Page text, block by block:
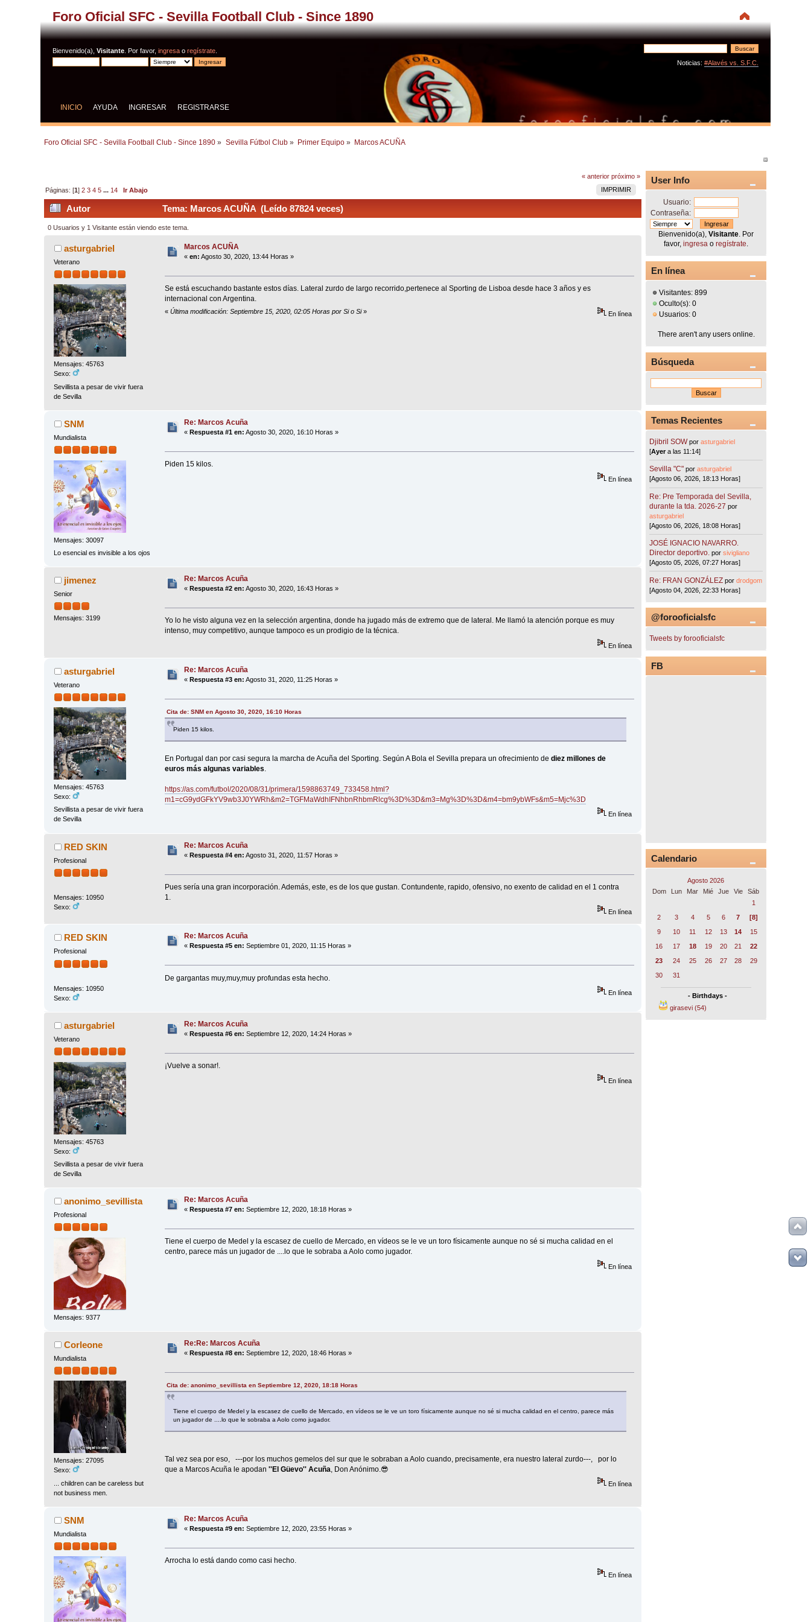
Foro Oficial SFC - Sevilla Football Club - Since 1890
Bienvenido(a),Visitante . Por favor,ingresa oregístrate
Noticias: #Alavés vs. S.F.C.
INICIO AYUDA INGRESAR REGISTRARSE
Foro Oficial SFC - Sevilla Football Club - Since 1890 » Sevilla Fútbol Club» Primer Equipo» Marcos ACUÑA
« anterior próximo »
IMPRIMIR
Páginas: [1]2 3 4 5 ... 14 Ir Abajo
Autor Tema: Marcos ACUÑA (Leído 87824 veces)
0 Usuarios y 1 Visitante están viendo este tema.
asturgabriel
Veterano
Mensajes: 45763
Sexo:
Sevillista a pesar de vivir fuera
de Sevilla
Marcos ACUÑA
«en: Agosto 30, 2020, 13:44 Horas »
Se está escuchando bastante estos días. Lateral zurdo de largo recorrido,pertenece al Sporting de Lisboa desde hace 3 años y es
internacional con Argentina.
« Última modificación: Septiembre 15, 2020, 02:05 Horas por Si o Si» En línea
SNM
Mundialista
Mensajes: 30097
Lo esencial es invisible a los ojos
Re: Marcos Acuña
«Respuesta #1 en: Agosto 30, 2020, 16:10 Horas »
Piden 15 kilos.
En línea
jimenez
Senior
Mensajes: 3199
Re: Marcos Acuña
«Respuesta #2 en: Agosto 30, 2020, 16:43 Horas »
Yo lo he visto alguna vez en la selección argentina, donde ha jugado más de extremo que de lateral. Me llamó la atención porque es muy
intenso, muy competitivo, aunque tampoco es un prodigio de la técnica.
En línea
asturgabriel
Veterano
Mensajes: 45763
Sexo:
Sevillista a pesar de vivir fuera
de Sevilla
Re: Marcos Acuña
«Respuesta #3 en: Agosto 31, 2020, 11:25 Horas »
Cita de: SNM en Agosto 30, 2020, 16:10 Horas
Piden 15 kilos.
En Portugal dan por casi segura la marcha de Acuña del Sporting. Según A Bola el Sevilla prepara un ofrecimiento de diez millones de
euros más algunas variables.
https://as.com/futbol/2020/08/31/primera/1598863749_733458.html?
m1=cG9ydGFkYV9wb3J0YWRh&m2=TGFMaWdhIFNhbnRhbmRlcg%3D%3D&m3=Mg%3D%3D&m4=bm9ybWFs&m5=Mjc%3D
En línea
RED SKIN
Profesional
Mensajes: 10950
Sexo:
Re: Marcos Acuña
«Respuesta #4 en: Agosto 31, 2020, 11:57 Horas »
Pues sería una gran incorporación. Además, este, es de los que gustan. Contundente, rapido, ofensivo, no exento de calidad en el 1 contra
1.
En línea
RED SKIN
Profesional
Mensajes: 10950
Sexo:
Re: Marcos Acuña
« Respuesta #5 en: Septiembre 01, 2020, 11:15 Horas »
De gargantas muy,muy,muy profundas esta hecho.
En línea
asturgabriel
Veterano
Mensajes: 45763
Sexo:
Sevillista a pesar de vivir fuera
de Sevilla
Re: Marcos Acuña
«Respuesta #6 en: Septiembre 12, 2020, 14:24 Horas »
¡Vuelve a sonar!.
En línea
anonimo_sevillista
Profesional
Mensajes: 9377
Re: Marcos Acuña
«Respuesta #7 en: Septiembre 12, 2020, 18:18 Horas »
Tiene el cuerpo de Medel y la escasez de cuello de Mercado, en vídeos se le ve un toro físicamente aunque no sé si mucha calidad en el
centro, parece más un jugador de ....lo que le sobraba a Aolo como jugador.
En línea
Corleone
Mundialista
Mensajes: 27095
Sexo:
... children can be careless but
not business men.
Re:Re: Marcos Acuña
«Respuesta #8 en: Septiembre 12, 2020, 18:46 Horas »
Cita de: anonimo_sevillista en Septiembre 12, 2020, 18:18 Horas
Tiene el cuerpo de Medel y la escasez de cuello de Mercado, en vídeos se le ve un toro físicamente aunque no sé si mucha calidad en el centro, parece más
un jugador de ....lo que le sobraba a Aolo como jugador.
Tal vez sea por eso, ---por los muchos gemelos del sur que le sobraban a Aolo cuando, precisamente, era nuestro lateral zurdo---, por lo
que a Marcos Acuña le apodan ''El Güevo'' Acuña, Don Anónimo.😎
En línea
SNM
Mundialista
Re: Marcos Acuña
«Respuesta #9 en: Septiembre 12, 2020, 23:55 Horas »
Arrocha lo está dando como casi hecho.
En línea
User Info
Usuario:
Contraseña:
Bienvenido(a),Visitante . Por
favor,ingresa oregístrate
En línea
Visitantes: 899
Oculto(s): 0
Usuarios: 0
There aren't any users online.
Búsqueda
Temas Recientes
Djibril SOW porasturgabriel
[Ayera las 11:14]
Sevilla "C"porasturgabriel
[Agosto 06, 2026, 18:13 Horas]
Re: Pre Temporada del Sevilla,
durante la tda. 2026-27 por
asturgabriel
[Agosto 06, 2026, 18:08 Horas]
JOSÉ IGNACIO NAVARRO.
Director deportivo. porsivigliano
[Agosto 05, 2026, 07:27 Horas]
Re: FRAN GONZÁLEZ pordrodgom
[Agosto 04, 2026, 22:33 Horas]
@forooficialsfc
Tweets by forooficialsfc
FB
Calendario
Agosto 2026
Dom
Lun Mar Mié Jue Vie
Sáb
1
2
3 4 5 6 7
[8]
9
10 11 12 13 14
15
16
17 18 19 20 21
22
23
24 25 26 27 28
29
30
31
- Birthdays -
girasevi (54)